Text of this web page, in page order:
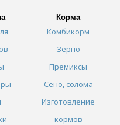
Корма
Комбикорм
Зерно
Премиксы
Сено, солома
Изготовление
кормов